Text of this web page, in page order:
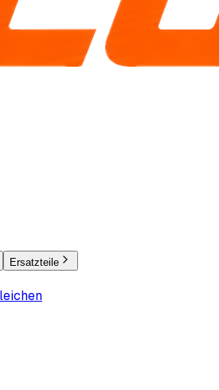
Ersatzteile